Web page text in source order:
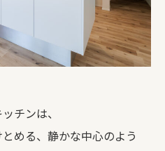
チンは、
める、静かな中心のよう